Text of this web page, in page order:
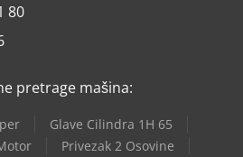
80
pretrage mašina:
Glave Cilindra 1H 65
Privezak 2 Osovine